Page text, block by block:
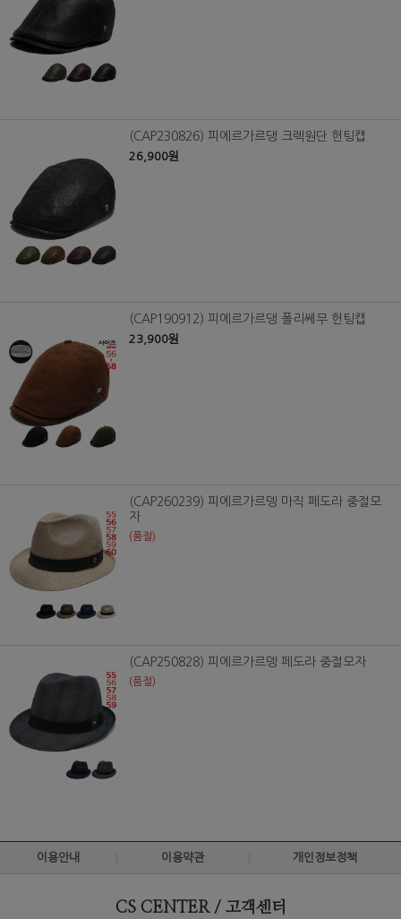
(CAP230826) 피에르가르댕 크렉원단 헌팅캡
26,900원
(CAP190912) 피에르가르댕 폴리쎄무 헌팅캡
23,900원
(CAP260239) 피에르가르뎅 마직 페도라 중절모
자
(품절)
(CAP250828) 피에르가르뎅 페도라 중절모자
(품절)
이용안내 이용약관 개인정보정책
CS CENTER / 고객센터